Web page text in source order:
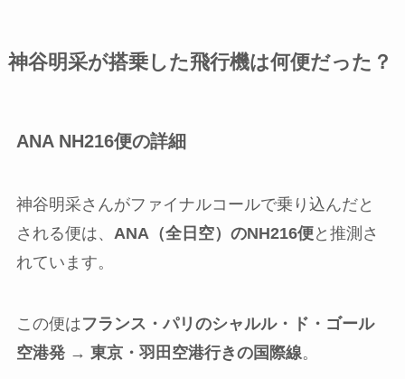
神谷明采が搭乗した飛行機は何便だった？
ANA NH216便の詳細
神谷明采さんがファイナルコールで乗り込んだと
される便は、 ANA（全日空）のNH216便と推測さ
れています。
この便はフランス・パリのシャルル・ド・ゴール
空港発 → 東京・羽田空港行きの国際線。